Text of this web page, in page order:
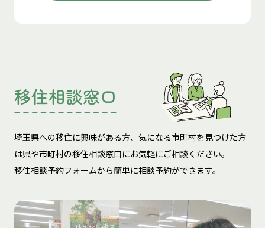
移住相談窓口
埼玉県への移住に興味がある方、気になる市町村を見つけた方
は県や市町村の移住相談窓口にお気軽にご相談ください。
移住相談予約フォームから簡単に相談予約ができます。